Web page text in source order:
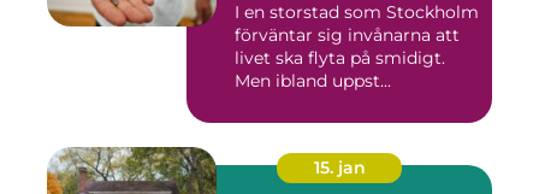
I en storstad som Stockholm
förväntar sig invånarna att
livet ska flyta på smidigt.
Men ibland uppst...
15. jan